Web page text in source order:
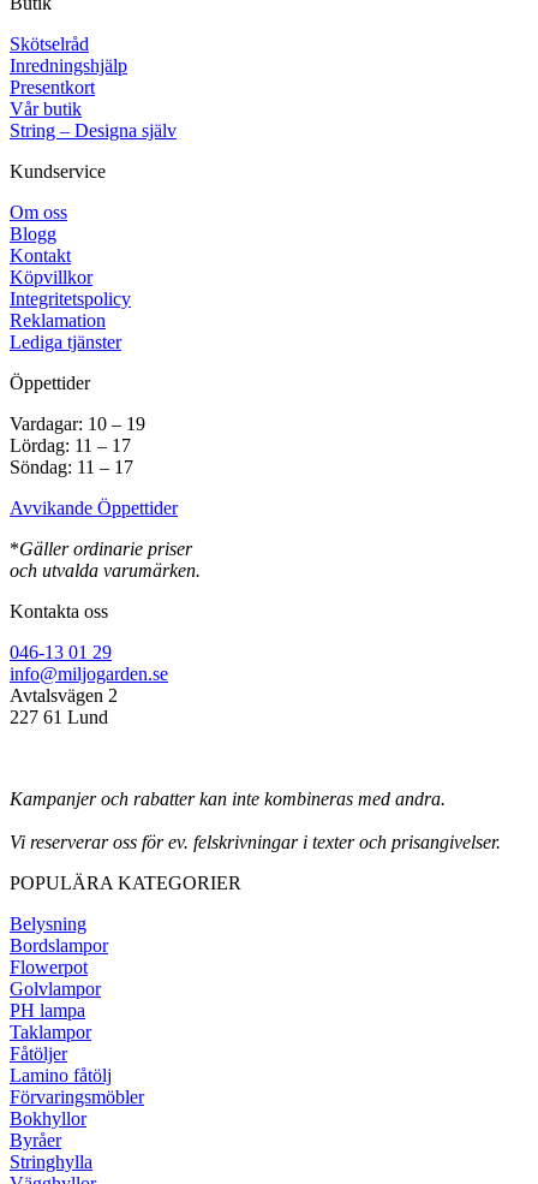
Skötselråd
Inredningshjälp
Presentkort
Vår butik
String – Designa själv
Kundservice
Om oss
Blogg
Kontakt
Köpvillkor
Integritetspolicy
Reklamation
Lediga tjänster
Öppettider
Vardagar: 10 – 19
Lördag: 11 – 17
Söndag: 11 – 17
Avvikande Öppettider
*Gäller ordinarie priser
och utvalda varumärken.
Kontakta oss
046-13 01 29
info@miljogarden.se
Avtalsvägen 2
227 61 Lund
Kampanjer och rabatter kan inte kombineras med andra.
Vi reserverar oss för ev. felskrivningar i texter och prisangivelser.
POPULÄRA KATEGORIER
Belysning
Bordslampor
Flowerpot
Golvlampor
PH lampa
Taklampor
Fåtöljer
Lamino fåtölj
Förvaringsmöbler
Bokhyllor
Byråer
Stringhylla